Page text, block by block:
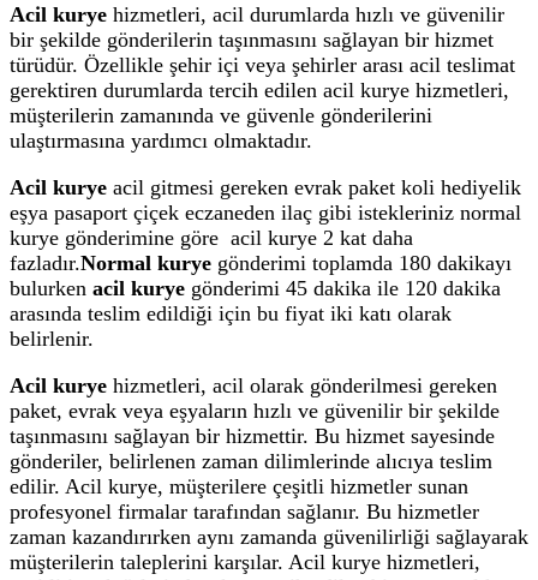
Acil kurye hizmetleri, acil durumlarda hızlı ve güvenilir
bir şekilde gönderilerin taşınmasını sağlayan bir hizmet
türüdür. Özellikle şehir içi veya şehirler arası acil teslimat
gerektiren durumlarda tercih edilen acil kurye hizmetleri,
müşterilerin zamanında ve güvenle gönderilerini
ulaştırmasına yardımcı olmaktadır.
Acil kurye acil gitmesi gereken evrak paket koli hediyelik
eşya pasaport çiçek eczaneden ilaç gibi istekleriniz normal
kurye gönderimine göre acil kurye 2 kat daha
fazladır.Normal kurye gönderimi toplamda 180 dakikayı
bulurken acil kurye gönderimi 45 dakika ile 120 dakika
arasında teslim edildiği için bu fiyat iki katı olarak
belirlenir.
Acil kurye hizmetleri, acil olarak gönderilmesi gereken
paket, evrak veya eşyaların hızlı ve güvenilir bir şekilde
taşınmasını sağlayan bir hizmettir. Bu hizmet sayesinde
gönderiler, belirlenen zaman dilimlerinde alıcıya teslim
edilir. Acil kurye, müşterilere çeşitli hizmetler sunan
profesyonel firmalar tarafından sağlanır. Bu hizmetler
zaman kazandırırken aynı zamanda güvenilirliği sağlayarak
müşterilerin taleplerini karşılar. Acil kurye hizmetleri,